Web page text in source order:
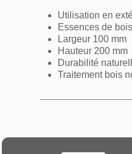
Utilisation en
Essences de
Largeur 100 mm
Hauteur 200 mm
Durabilité
Traitement bois